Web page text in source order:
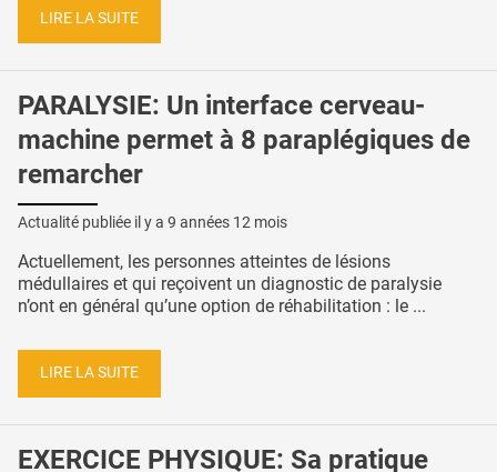
LIRE LA SUITE
PARALYSIE: Un interface cerveau-
machine permet à 8 paraplégiques de
remarcher
Actualité publiée il y a 9 années 12 mois
Actuellement, les personnes atteintes de lésions
médullaires et qui reçoivent un diagnostic de paralysie
n’ont en général qu’une option de réhabilitation : le ...
LIRE LA SUITE
EXERCICE PHYSIQUE: Sa pratique